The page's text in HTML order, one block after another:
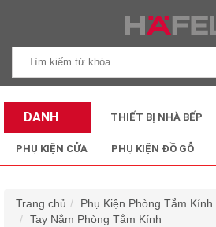
DANH
MỤC SẢN
THIẾT BỊ NHÀ BẾP
PHỤ KIỆN CỬA PHỤ KIỆN ĐỒ GỖ
Trang chủ
Phụ Kiện Phòng Tắm Kính
Tay Nắm Phòng Tắm Kính